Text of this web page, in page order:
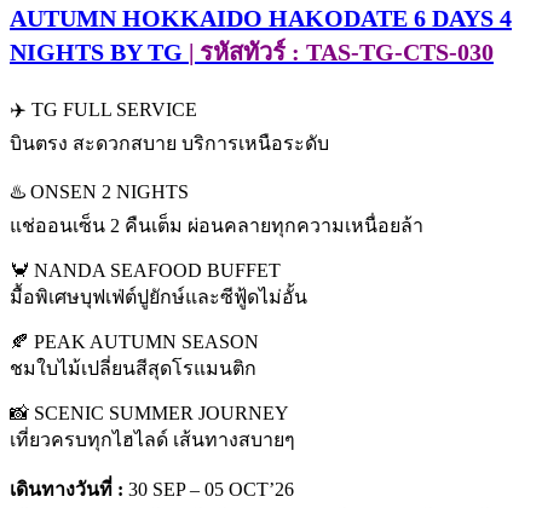
AUTUMN HOKKAIDO HAKODATE 6 DAYS 4
NIGHTS BY TG | รหัสทัวร์ : TAS-TG-CTS-030
✈️ TG FULL SERVICE
บินตรง สะดวกสบาย บริการเหนือระดับ
♨️ ONSEN 2 NIGHTS
แช่ออนเซ็น 2 คืนเต็ม ผ่อนคลายทุกความเหนื่อยล้า
🦀 NANDA SEAFOOD BUFFET
มื้อพิเศษบุฟเฟ่ต์ปูยักษ์และซีฟู้ดไม่อั้น
🍂 PEAK AUTUMN SEASON
ชมใบไม้เปลี่ยนสีสุดโรแมนติก
📸 SCENIC SUMMER JOURNEY
เที่ยวครบทุกไฮไลด์ เส้นทางสบายๆ
เดินทางวันที่ : 30 SEP – 05 OCT’26